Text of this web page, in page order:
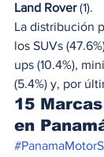
Land Rover (1).
La distribución
los SUVs
ups (10.4%),
(5.4%) y, por
15
en